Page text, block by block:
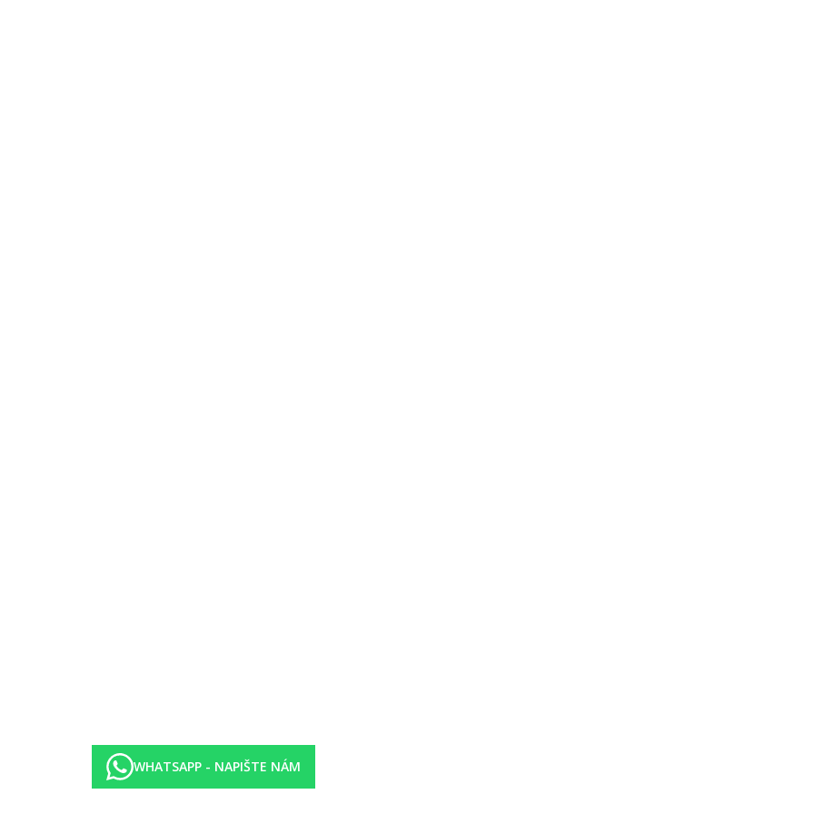
písečné pláže, obklopen nádhernou přírodou.
připraveny luxusní a komfortní pokoje v krásném prostředí, služby na nejvyšší úrovni, sportovní vyžití a gastronomické zážitky v
šéfkuchařů.
vybavení)
WHATSAPP - NAPIŠTE NÁM